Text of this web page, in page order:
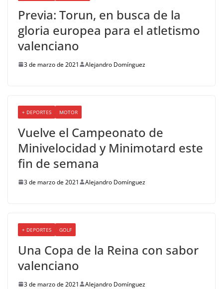
Previa: Torun, en busca de la
gloria europea para el atletismo
valenciano
3 de marzo de 2021 Alejandro Domínguez
+ DEPORTES MOTOR
Vuelve el Campeonato de
Minivelocidad y Minimotard este
fin de semana
3 de marzo de 2021 Alejandro Domínguez
+ DEPORTES GOLF
Una Copa de la Reina con sabor
valenciano
3 de marzo de 2021 Alejandro Domínguez